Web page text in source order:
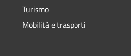
Turismo
Mobilità e trasporti